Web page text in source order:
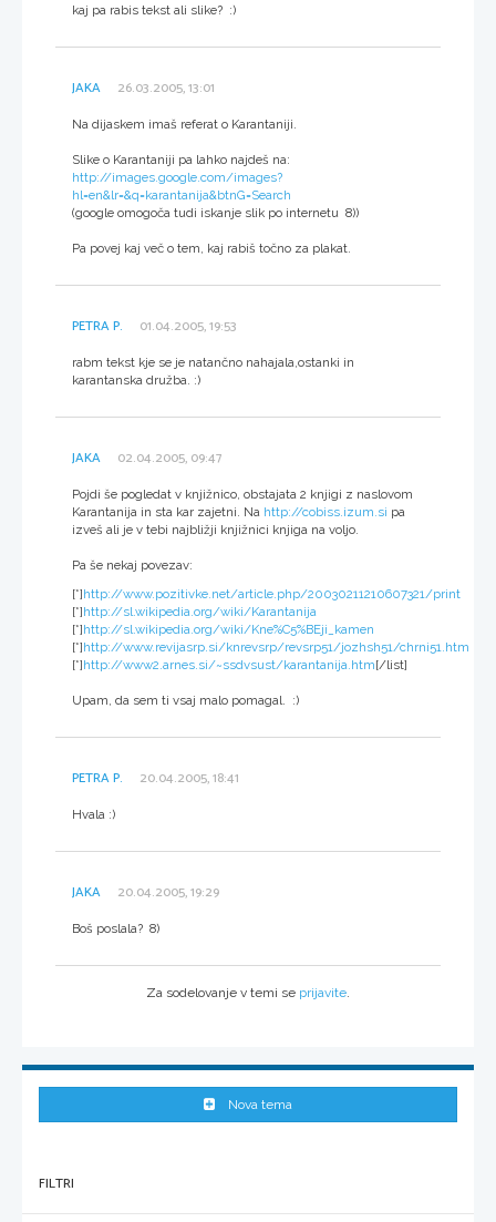
kaj pa rabis tekst ali slike? :)
JAKA 26.03.2005, 13:01
Na dijaskem imaš referat o Karantaniji.
Slike o Karantaniji pa lahko najdeš na:
http://images.google.com/images?
hl=en&lr=&q=karantanija&btnG=Search
(google omogoča tudi iskanje slik po internetu 8))
Pa povej kaj več o tem, kaj rabiš točno za plakat.
PETRA P. 01.04.2005, 19:53
rabm tekst kje se je natančno nahajala,ostanki in
karantanska družba. :)
JAKA 02.04.2005, 09:47
Pojdi še pogledat v knjižnico, obstajata 2 knjigi z naslovom
Karantanija in sta kar zajetni. Na http://cobiss.izum.si pa
izveš ali je v tebi najbližji knjižnici knjiga na voljo.
Pa še nekaj povezav:
[*]http://www.pozitivke.net/article.php/20030211210607321/print
[*]http://sl.wikipedia.org/wiki/Karantanija
[*]http://sl.wikipedia.org/wiki/Kne%C5%BEji_kamen
[*]http://www.revijasrp.si/knrevsrp/revsrp51/jozhsh51/chrni51.htm
[*]http://www2.arnes.si/~ssdvsust/karantanija.htm[/list]
Upam, da sem ti vsaj malo pomagal. :)
PETRA P. 20.04.2005, 18:41
Hvala :)
JAKA 20.04.2005, 19:29
Boš poslala? 8)
Za sodelovanje v temi se prijavite
Nova tema
FILTRI